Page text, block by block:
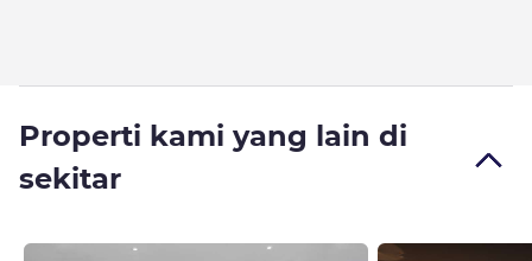
Properti kami yang lain di
sekitar